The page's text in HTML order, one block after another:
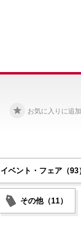
お気に入りに追加
イベント・フェア（93
その他（11）